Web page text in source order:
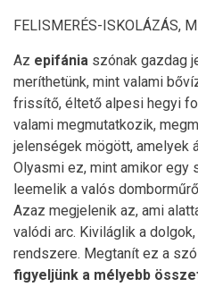
FELISMERÉS-ISKOLÁZÁS,
Az epifánia szónak gazdag
meríthetünk, mint valami
frissítő, éltető alpesi hegyi
valami megmutatkozik,
jelenségek mögött, amelyek
Olyasmi ez, mint amikor egy
leemelik a valós
Azaz megjelenik az, ami
valódi arc. Kiviláglik a
rendszere. Megtanít ez a szó
figyeljünk a mélyebb